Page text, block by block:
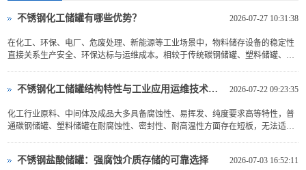
2026-07-27 10:31:38
不锈钢化工储罐有哪些优势？
在化工、环保、电厂、危废处理、新能源等工业场景中，物料储存设备的稳定性
直接关系生产安全、环保达标与运维成本。相较于传统碳钢储罐、塑料储罐、玻
况...
2026-07-22 09:23:35
不锈钢化工储罐结构特性与工业应用运维技术分析
化工行业原料、中间体及成品大多具备腐蚀性、易挥发、纯度要求高等特性，普
通碳钢储罐、塑料储罐在耐腐蚀性、密封性、耐高温性方面存在短板，无法适配
存、...
2026-07-03 16:52:11
不锈钢盐酸储罐：强腐蚀介质存储的可靠选择